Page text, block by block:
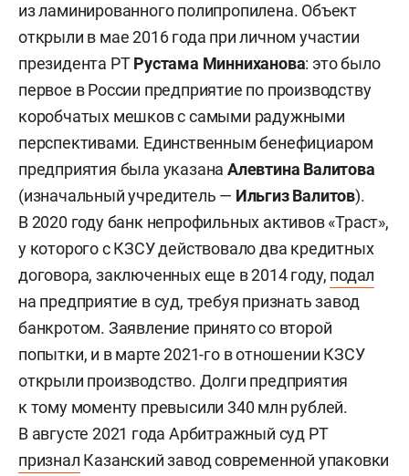
из ламинированного полипропилена. Объект
открыли в мае 2016 года при личном участии
президента РТРустама Минниханова: это было
первое в России предприятие по производству
коробчатых мешков с самыми радужными
перспективами. Единственным бенефициаром
предприятия была указанаАлевтина Валитова
(изначальный учредитель — Ильгиз Валитов).
В 2020 году банк непрофильных активов «Траст»,
у которого с КЗСУ действовало два кредитных
договора, заключенных еще в 2014 году, подал
на предприятие в суд, требуя признать завод
банкротом. Заявление принято со второй
попытки, и в марте 2021-го в отношении КЗСУ
открыли производство. Долги предприятия
к тому моменту превысили 340 млн рублей.
В августе 2021 года Арбитражный суд РТ
признал Казанский завод современной упаковки